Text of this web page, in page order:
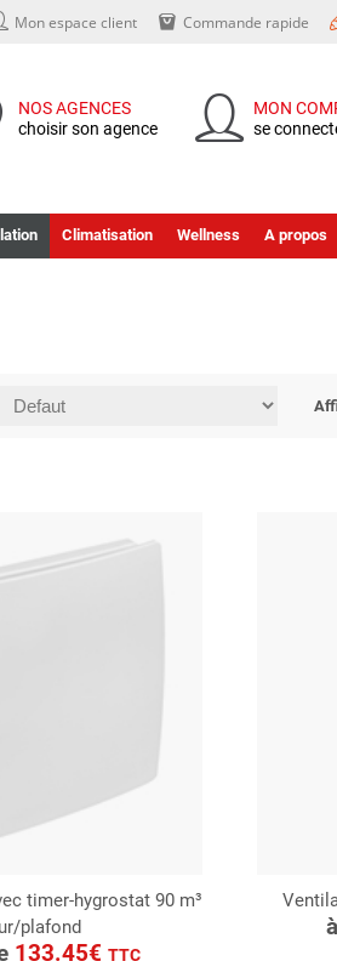
Mon espace client Commande rapide
NOS AGENCES
choisir son agence
MON
se
Climatisation Wellness A propos
timer-hygrostat 90 m³
plafond
133.45€TTC